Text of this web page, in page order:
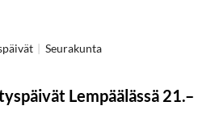
Seurakunta
Lempäälässä 21.–